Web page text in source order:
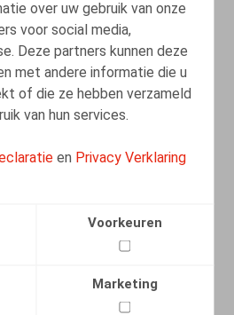
over uw gebruik van onze
voor social media,
Deze partners kunnen deze
met andere informatie die u
of die ze hebben verzameld
van hun services.
en Privacy Verklaring
Voorkeuren
Marketing
Maar wanneer is
medisch geheim is